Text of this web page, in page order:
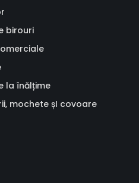
birouri
la înălțime
mochete șI covoare